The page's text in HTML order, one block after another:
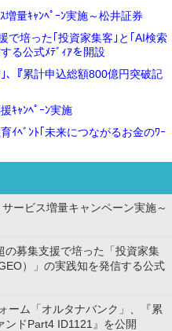
増量ｷｬﾝﾍﾟｰﾝ実施～松井証券
で培った｢投資家集客｣と｢AI検索
る公式ﾒﾃﾞｨｱを開設
｣､『累計申込総額800億円突破記
ｷｬﾝﾍﾟｰﾝ実施
ｲﾍﾞﾝﾄ｢未来につながるお金のﾜｰ
ービス増量キャンペーン実施～
の募集支援で培った「投資家集
）」の実践知を発信する公式
ーム「オルタナバンク」、『累
ドPart4 ID1121』を公開